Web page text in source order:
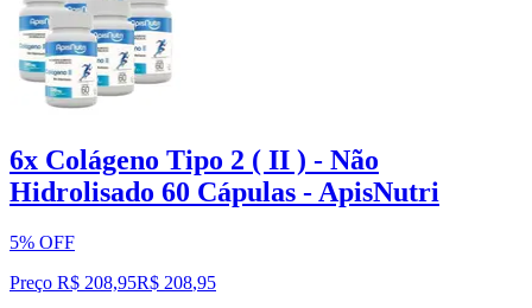
6x Colágeno Tipo 2 ( II ) - Não
Hidrolisado 60 Cápulas - ApisNutri
5% OFF
Preço R$ 208,95R$ 208,95